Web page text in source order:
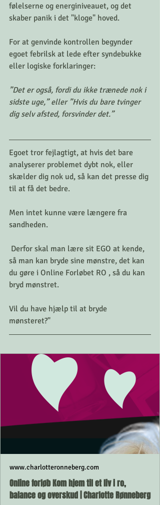
følelserne og energiniveauet, og det
skaber panik i det "kloge" hoved.
For at genvinde kontrollen begynder
egoet febrilsk at lede efter syndebukke
eller logiske forklaringer:
”Det er også, fordi du ikke trænede nok i
sidste uge,” eller ”Hvis du bare tvinger
dig selv afsted, forsvinder det.”
Egoet tror fejlagtigt, at hvis det bare
analyserer problemet dybt nok, eller
skælder dig nok ud, så kan det presse dig
til at få det bedre.
Men intet kunne være længere fra
sandheden.
så man kan bryde sine mønstre, det kan
du gøre i Online Forløbet RO , så du kan
bryd mønstret.
Vil du have hjælp til at bryde
mønsteret?"
www.charlotteronneberg.com
Online forløb Kom hjem til et liv i ro,
balance og overskud | Charlotte Rønneberg